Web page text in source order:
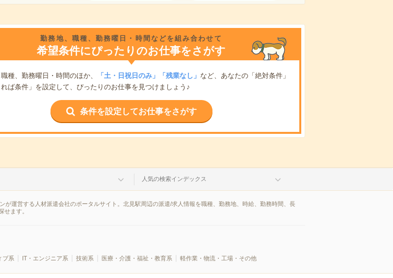
勤務地、職種、勤務曜日・時間などを組み合わせて
希望条件にぴったりのお仕事をさがす
種、勤務曜日・時間のほか、 「土・日祝日のみ」「残業なし」 など、あなたの「絶対条件」
ば条件」を設定して、ぴったりのお仕事を見つけましょう♪
条件を設定してお仕事をさがす
人気の検索インデックス
運営する人材派遣会社のポータルサイト。北見駅周辺の派遣/求人情報を職種、勤務地、時給、勤務時間、長
ます。
ブ系 IT・エンジニア系 技術系 医療・介護・福祉・教育系 軽作業・物流・工場・その他